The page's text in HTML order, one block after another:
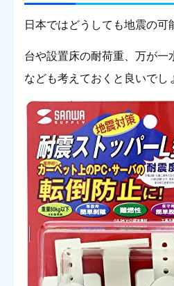
日本ではどうしても地震の可
台や設置床の耐荷重、万が一
なども考えておくと良いでし